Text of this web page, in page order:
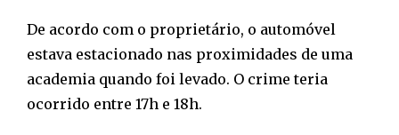
De acordo com o proprietário, o automóvel
estava estacionado nas proximidades de uma
academia quando foi levado. O crime teria
ocorrido entre 17h e 18h.